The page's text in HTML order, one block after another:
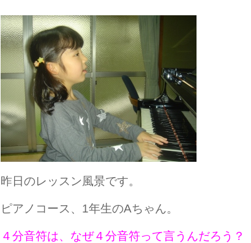
昨日のレッスン風景です。
ピアノコース、1年生のAちゃん。
４分音符は、なぜ４分音符って言うんだろう？